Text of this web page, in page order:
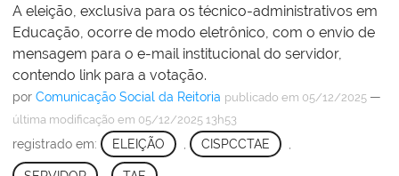
A eleição, exclusiva para os técnico-administrativos em
Educação, ocorre de modo eletrônico, com o envio de
mensagem para o e-mail institucional do servidor,
contendo link para a votação.
por Comunicação Social da Reitoria publicado em 05/12/2025 —
última modificação em 05/12/2025 13h53
registrado em: ELEIÇÃO CISPCCTAE